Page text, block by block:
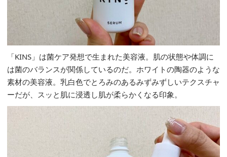
「KINS」は菌ケア発想で生まれた美容液。肌の状態や体調に
は菌のバランスが関係しているのだ。ホワイトの陶器のような
素材の美容液。乳白色でとろみのあるみずみずしいテクスチャ
ーだが、スッと肌に浸透し肌が柔らかくなる印象。